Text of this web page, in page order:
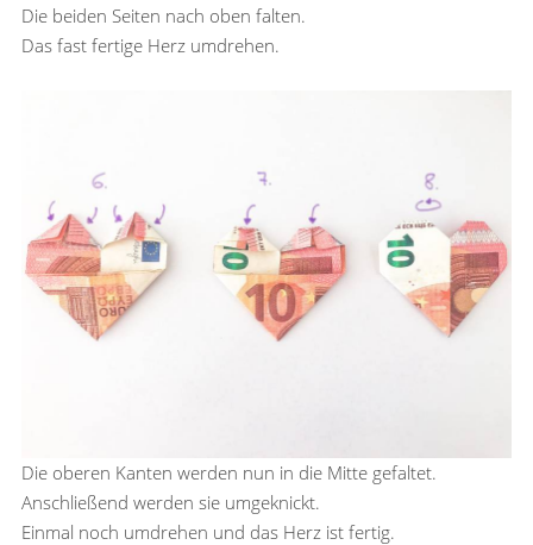
Die beiden Seiten nach oben falten.
Das fast fertige Herz umdrehen.
Die oberen Kanten werden nun in die Mitte gefaltet.
Anschließend werden sie umgeknickt.
Einmal noch umdrehen und das Herz ist fertig.